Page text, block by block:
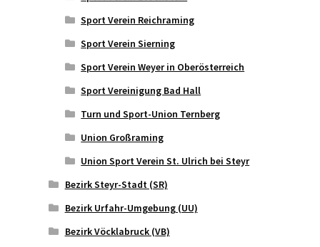
Sport Verein Reichraming
Sport Verein Sierning
Sport Verein Weyer in Oberösterreich
Sport Vereinigung Bad Hall
Turn und Sport-Union Ternberg
Union Großraming
Union Sport Verein St. Ulrich bei Steyr
Bezirk Steyr-Stadt (SR)
Bezirk Urfahr-Umgebung (UU)
Bezirk Vöcklabruck (VB)